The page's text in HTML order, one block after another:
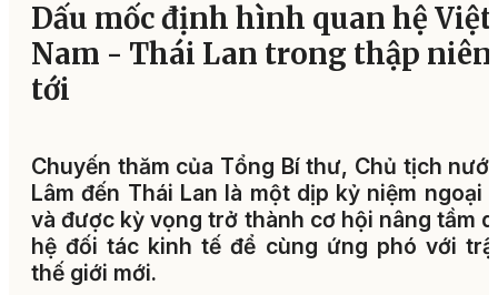
Dấu mốc định hình quan hệ Việt
Nam - Thái Lan trong thập niên
tới
Chuyến thăm của Tổng Bí thư, Chủ tịch
Lâm đến Thái Lan là một dịp kỷ niệm ngoại
và được kỳ vọng trở thành cơ hội nâng tầm
hệ đối tác kinh tế để cùng ứng phó với
thế giới mới.